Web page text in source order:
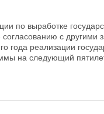
по выработке
с другими
года реализации
на следующий